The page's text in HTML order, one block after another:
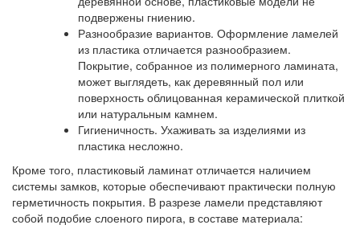
подвержены гниению.
Разнообразие вариантов. Оформление ламелей
из пластика отличается разнообразием.
Покрытие, собранное из полимерного ламината,
может выглядеть, как деревянный пол или
поверхность облицованная керамической плиткой
или натуральным камнем.
Гигиеничность. Ухаживать за изделиями из
пластика несложно.
Кроме того, пластиковый ламинат отличается наличием
системы замков, которые обеспечивают практически полную
герметичность покрытия. В разрезе ламели представляют
собой подобие слоеного пирога, в составе материала: